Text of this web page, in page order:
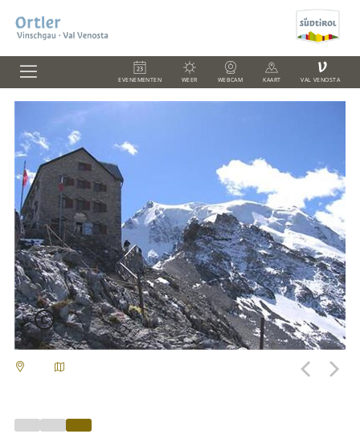
EVENEMENTEN WEER WEBCAM KAART
V
VAL VENOSTA